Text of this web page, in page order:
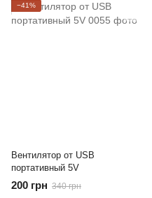
−41%
Вентилятор от USB
портативный 5V
200 грн 340 грн